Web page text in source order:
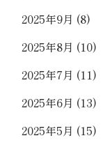
2025年9月 (8)
2025年8月 (10)
2025年7月 (11)
2025年6月 (13)
2025年5月 (15)